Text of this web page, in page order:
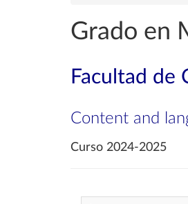
Grado en
Facultad de
Content and
Curso 2024-2025